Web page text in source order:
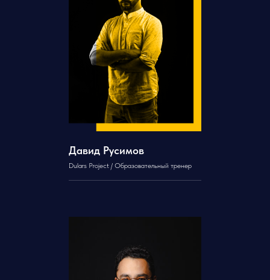
Давид Русимов
Dulars Project / Образовательный тренер